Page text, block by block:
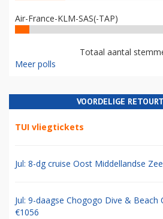
Air-France-KLM-SAS(-TAP)
Totaal aantal
Meer polls
VOORDELIGE
TUI vliegtickets
Jul: 8-dg cruise Oost Middellandse
Jul: 9-daagse Chogogo Dive & Beach
€1056